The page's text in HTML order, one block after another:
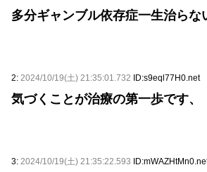
多分ギャンブル依存症一生治らな
2: 2024/10/19(土) 21:35:01.732 ID:s9eql77H0.net
気づくことが治療の第一歩です、
3: 2024/10/19(土) 21:35:22.593